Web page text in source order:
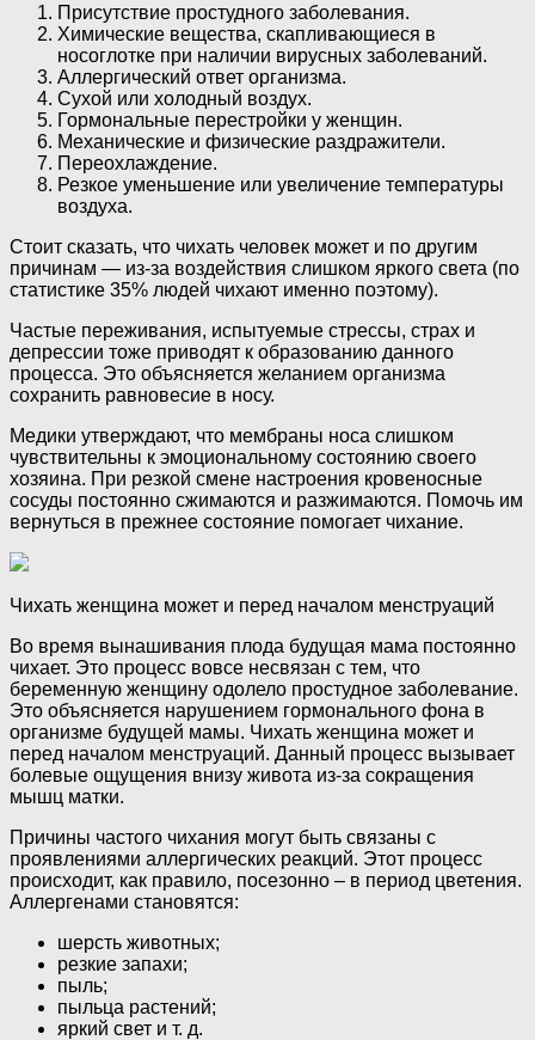
Присутствие простудного заболевания.
Химические вещества, скапливающиеся в
носоглотке при наличии вирусных заболеваний.
Аллергический ответ организма.
Сухой или холодный воздух.
Гормональные перестройки у женщин.
Механические и физические раздражители.
Переохлаждение.
Резкое уменьшение или увеличение температуры
воздуха.
Стоит сказать, что чихать человек может и по другим
причинам — из-за воздействия слишком яркого света (по
статистике 35% людей чихают именно поэтому).
Частые переживания, испытуемые стрессы, страх и
депрессии тоже приводят к образованию данного
процесса. Это объясняется желанием организма
сохранить равновесие в носу.
Медики утверждают, что мембраны носа слишком
чувствительны к эмоциональному состоянию своего
хозяина. При резкой смене настроения кровеносные
сосуды постоянно сжимаются и разжимаются. Помочь им
вернуться в прежнее состояние помогает чихание.
Чихать женщина может и перед началом менструаций
Во время вынашивания плода будущая мама постоянно
чихает. Это процесс вовсе несвязан с тем, что
беременную женщину одолело простудное заболевание.
Это объясняется нарушением гормонального фона в
организме будущей мамы. Чихать женщина может и
перед началом менструаций. Данный процесс вызывает
болевые ощущения внизу живота из-за сокращения
мышц матки.
Причины частого чихания могут быть связаны с
проявлениями аллергических реакций. Этот процесс
происходит, как правило, посезонно – в период цветения.
Аллергенами становятся:
шерсть животных;
резкие запахи;
пыль;
пыльца растений;
яркий свет и т. д.